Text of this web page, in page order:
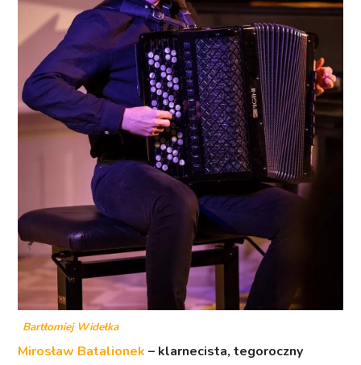
Bartłomiej Widełka
Mirosław Batalionek – klarnecista, tegoroczny